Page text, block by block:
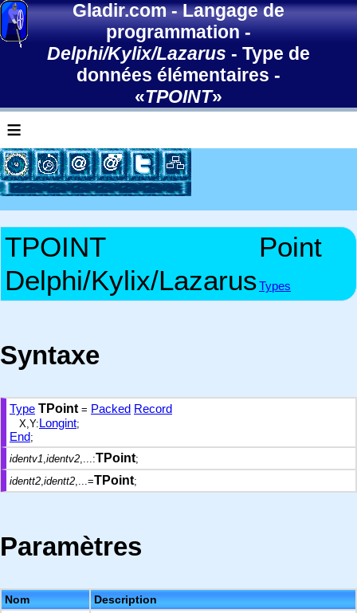
Gladir.com-Langage de
programmation-
Delphi/Kylix/Lazarus - Type de
données élémentaires -
«TPOINT»
≡
TPOINT
Point
Delphi/Kylix/LazarusTypes
Syntaxe
Type TPoint= Packed Record
X,Y:Longint;
End;
identv1,identv2,...:TPoint;
identt2,identt2,...=TPoint;
Paramètres
Nom Description